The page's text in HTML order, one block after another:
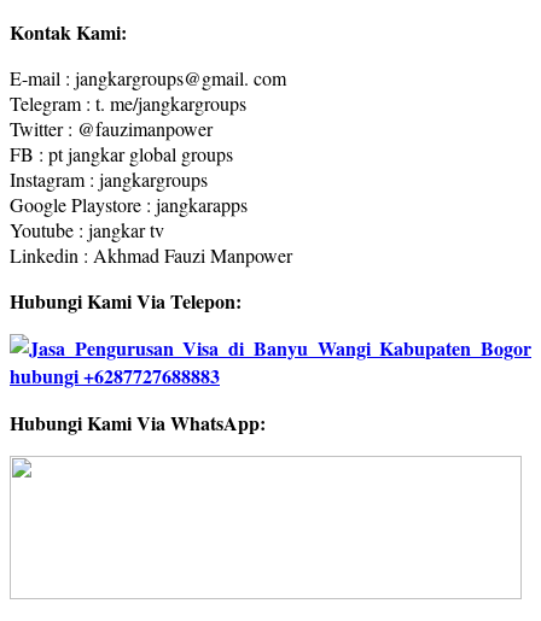
Kontak Kami:
E-mail : jangkargroups@gmail. com
Telegram : t. me/jangkargroups
Twitter : @fauzimanpower
FB : pt jangkar global groups
Instagram : jangkargroups
Google Playstore : jangkarapps
Youtube : jangkar tv
Linkedin : Akhmad Fauzi Manpower
Hubungi Kami Via Telepon:
Hubungi Kami Via WhatsApp: